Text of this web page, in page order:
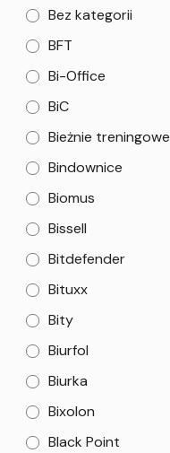
Bez kategorii
BFT
Bi-Office
BiC
Bieżnie treningowe
Bindownice
Biomus
Bissell
Bitdefender
Bituxx
Bity
Biurfol
Biurka
Bixolon
Black Point